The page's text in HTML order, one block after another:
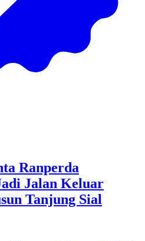
Ranperda
Jalan Keluar
Tanjung Sial